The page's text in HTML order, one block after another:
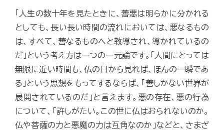
「人生の数十年を見たときに、善悪は明らかに分かれる
としても、長い長い時間の流れにおいては、悪なるもの
は、すべて、善なるものへと教導され、導かれているの
だ」という考え方は一つの一元論です。「人間にとっては
無限に近い時間も、仏の目から見れば、ほんの一瞬であ
る」という思想をもってするならば、「善しかない世界が
展開されているのだ」と言えます。悪の存在、悪の行為
について、「許しがたい。この世に仏はおられないのか。
仏や菩薩の力と悪魔の力は互角なのか」などと、さまざ